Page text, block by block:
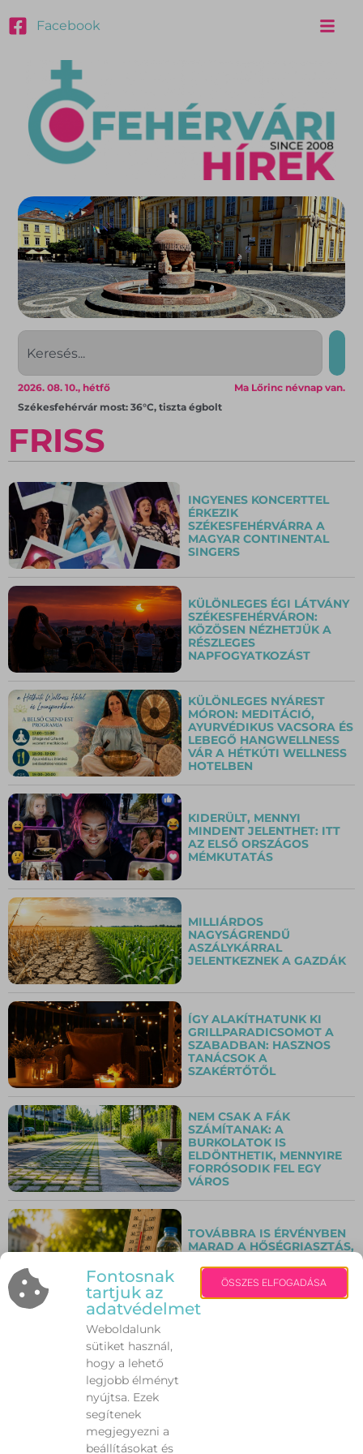
Facebook
Ma Lőrinc névnap van.
2026. 08. 10., hétfő
Székesfehérvár most: 36°C, tiszta égbolt
FRISS
INGYENES KONCERTTEL
ÉRKEZIK
SZÉKESFEHÉRVÁRRA A
MAGYAR CONTINENTAL
SINGERS
KÜLÖNLEGES ÉGI LÁTVÁNY
SZÉKESFEHÉRVÁRON:
KÖZÖSEN NÉZHETJÜK A
RÉSZLEGES
NAPFOGYATKOZÁST
KÜLÖNLEGES NYÁREST
MÓRON: MEDITÁCIÓ,
AYURVÉDIKUS VACSORA ÉS
LEBEGŐ HANGWELLNESS
VÁR A HÉTKÚTI WELLNESS
HOTELBEN
KIDERÜLT, MENNYI
MINDENT JELENTHET: ITT
AZ ELSŐ ORSZÁGOS
MÉMKUTATÁS
MILLIÁRDOS
NAGYSÁGRENDŰ
ASZÁLYKÁRRAL
JELENTKEZNEK A GAZDÁK
ÍGY ALAKÍTHATUNK KI
GRILLPARADICSOMOT A
SZABADBAN: HASZNOS
TANÁCSOK A
SZAKÉRTŐTŐL
NEM CSAK A FÁK
SZÁMÍTANAK: A
BURKOLATOK IS
ELDÖNTHETIK, MENNYIRE
FORRÓSODIK FEL EGY
VÁROS
TOVÁBBRA IS ÉRVÉNYBEN
MARAD A HŐSÉGRIASZTÁS,
FOKOZAT LÉP ÉLETBE
Fontosnak
tartjuk az
adatvédelmet
Weboldalunk
sütiket használ,
hogy a lehető
legjobb élményt
nyújtsa. Ezek
segítenek
megjegyezni a
beállításokat és
ÖSSZES ELFOGADÁSA